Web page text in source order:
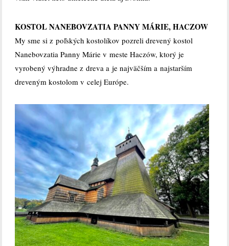
KOSTOL NANEBOVZATIA PANNY MÁRIE, HACZOW
My sme si z poľských kostolíkov pozreli drevený kostol
Nanebovzatia Panny Márie v meste Haczów, ktorý je
vyrobený výhradne z dreva a je najväčším a najstarším
dreveným kostolom v celej Európe.